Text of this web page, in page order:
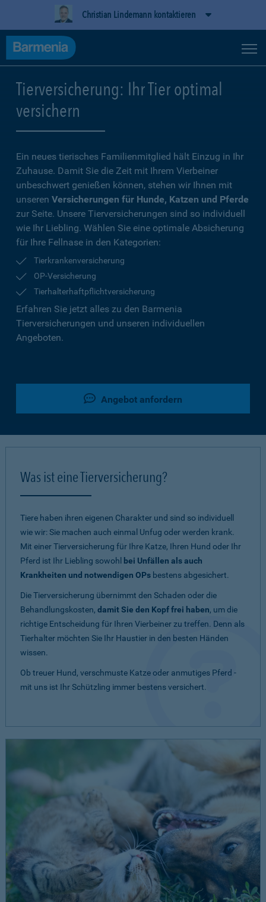
Christian Lindemann kontaktieren
Tierversicherung: Ihr Tier optimal
versichern
Ein neues tierisches Familienmitglied hält Einzug in Ihr
Zuhause. Damit Sie die Zeit mit Ihrem Vierbeiner
unbeschwert genießen können, stehen wir Ihnen mit
unseren Versicherungen für Hunde, Katzen und Pferde
zur Seite. Unsere Tierversicherungen sind so individuell
wie Ihr Liebling. Wählen Sie eine optimale Absicherung
für Ihre Fellnase in den Kategorien:
Tierkrankenversicherung
OP-Versicherung
Tierhalterhaftpflichtversicherung
Erfahren Sie jetzt alles zu den Barmenia
Tierversicherungen und unseren individuellen
Angeboten.
Angebot anfordern
Was ist eine Tierversicherung?
Tiere haben ihren eigenen Charakter und sind so individuell
wie wir: Sie machen auch einmal Unfug oder werden krank.
Mit einer Tierversicherung für Ihre Katze, Ihren Hund oder Ihr
Pferd ist Ihr Liebling sowohl
bei Unfällen als auch
Krankheiten und notwendigen OPs bestens abgesichert.
Die Tierversicherung übernimmt den Schaden oder die
Behandlungskosten, damit Sie den Kopf frei haben, um die
richtige Entscheidung für Ihren Vierbeiner zu treffen. Denn als
Tierhalter möchten Sie Ihr Haustier in den besten Händen
wissen.
Ob treuer Hund, verschmuste Katze oder anmutiges Pferd -
mit uns ist Ihr Schützling immer bestens versichert.